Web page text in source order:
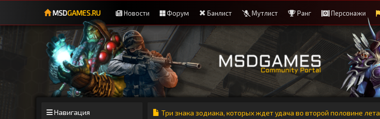
MSDGAMES.RU Новости Форум Банлист Мутлист Ранг Персонажи
Навигация Три знака зодиака, которых ждет удача во второй половине лета